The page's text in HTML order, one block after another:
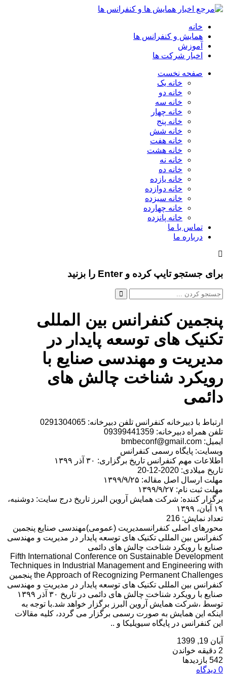
خانه
همایش و کنفرانس ها
آموزش
اخبار شرکت ها
صفحه نخست
خانه یک
خانه دو
خانه سه
خانه چهار
خانه پنج
خانه شش
خانه هفت
خانه هشت
خانه نه
خانه ده
خانه یازده
خانه دوازده
خانه سیزده
خانه چهارده
خانه پانزده
تماس با ما
درباره ما
برای جستجو تایپ کرده و Enter را بزنید
پنجمین کنفرانس بین المللی
تکنیک های توسعه پایدار در
مدیریت و مهندسی صنایع با
رویکرد شناخت چالش های
دائمی
ارتباط با دبیرخانه کنفرانس تلفن دبیرخانه: 0291304065
تلفن همراه دبیرخانه: 09399441359
ایمیل: bmbeconf@gmail.com
وبسایت: پایگاه رسمی کنفرانس
اطلاعات مهم کنفرانس تاریخ برگزاری: ۳۰ آذر ۱۳۹۹
تاریخ میلادی: 2020-12-20
مهلت ارسال اصل مقاله: ۱۳۹۹/۹/۲۵
مهلت ثبت نام: ۱۳۹۹/۹/۲۷
برگزار کننده: شركت همايش آروين البرز تاریخ درج سایت: دوشنبه،
۱۹ آبان، ۱۳۹۹
تعداد نمایش: 216
محورهای اصلی کنفرانسمدیریت (عمومی)مهندسی صنایع پنجمین
کنفرانس بین المللی تکنیک های توسعه پایدار در مدیریت و مهندسی
صنایع با رویکرد شناخت چالش های دائمی
Fifth International Conference on Sustainable Development
Techniques in Industrial Management and Engineering with
the Approach of Recognizing Permanent Challenges پنجمین
کنفرانس بین المللی تکنیک های توسعه پایدار در مدیریت و مهندسی
صنایع با رویکرد شناخت چالش های دائمی در تاریخ ۳۰ آذر ۱۳۹۹
توسط ،شركت همايش آروين البرز برگزار خواهد شد.با توجه به
اینکه این همایش به صورت رسمی برگزار می گردد، کلیه مقالات
این کنفرانس در پایگاه سیویلیکا و ..
آبان 19, 1399
2 دقیقه خواندن
542 بازدیدها
0 دیدگاه